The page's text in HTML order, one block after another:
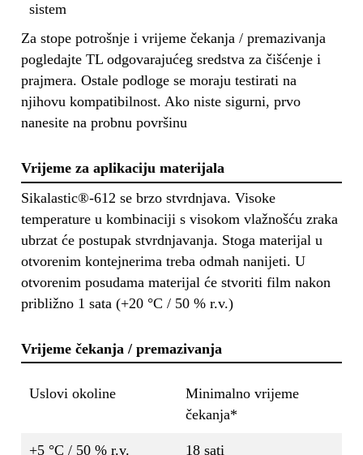
sistem
Za stope potrošnje i vrijeme čekanja / premazivanja
pogledajte TL odgovarajućeg sredstva za čišćenje i
prajmera. Ostale podloge se moraju testirati na
njihovu kompatibilnost. Ako niste sigurni, prvo
nanesite na probnu površinu
Vrijeme za aplikaciju materijala
Sikalastic®-612 se brzo stvrdnjava. Visoke
temperature u kombinaciji s visokom vlažnošću zraka
ubrzat će postupak stvrdnjavanja. Stoga materijal u
otvorenim kontejnerima treba odmah nanijeti. U
otvorenim posudama materijal će stvoriti film nakon
približno 1 sata (+20 °C / 50 % r.v.)
Vrijeme čekanja / premazivanja
Uslovi okoline
Minimalno vrijeme
čekanja*
+5 °C / 50 % r.v. 18 sati